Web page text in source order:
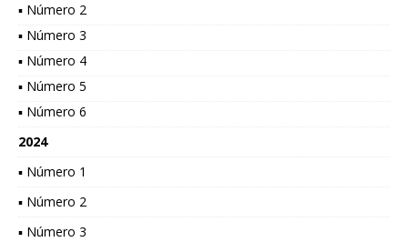
▪ Número 2
▪ Número 3
▪ Número 4
▪ Número 5
▪ Número 6
2024
▪ Número 1
▪ Número 2
▪ Número 3